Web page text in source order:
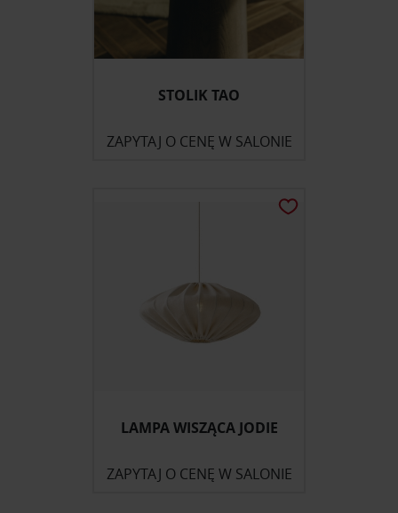
STOLIK TAO
ZAPYTAJ O CENĘ W SALONIE
LAMPA WISZĄCA JODIE
ZAPYTAJ O CENĘ W SALONIE